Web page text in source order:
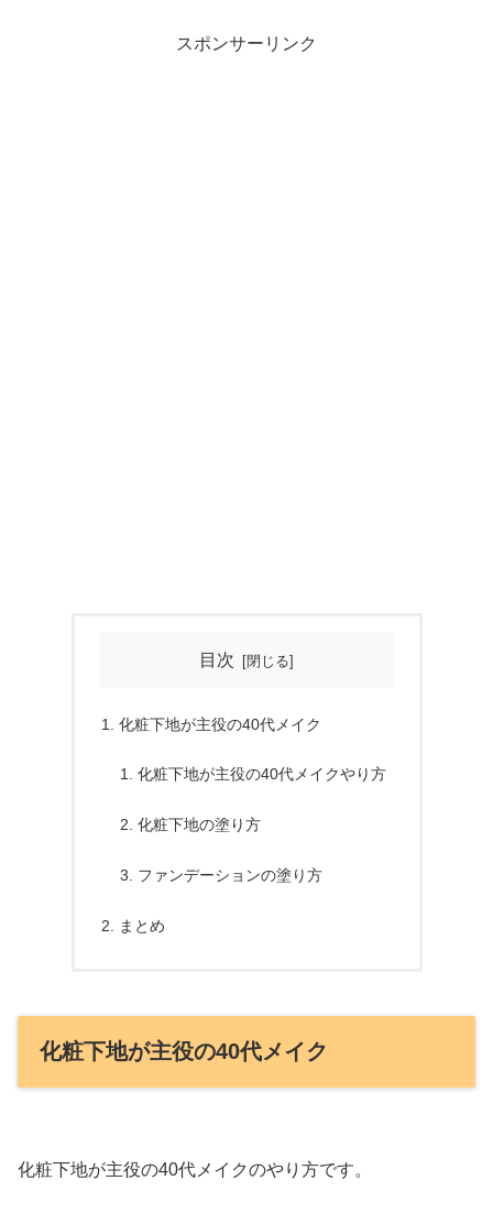
スポンサーリンク
目次
化粧下地が主役の40代メイク
化粧下地が主役の40代メイクやり方
化粧下地の塗り方
ファンデーションの塗り方
まとめ
化粧下地が主役の40代メイク
化粧下地が主役の40代メイクのやり方です。